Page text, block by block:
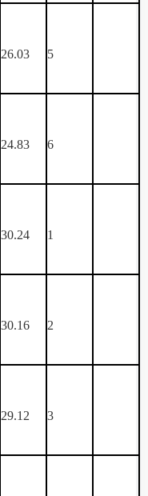
26.03 5
24.83 6
30.24 1
30.16 2
29.12 3